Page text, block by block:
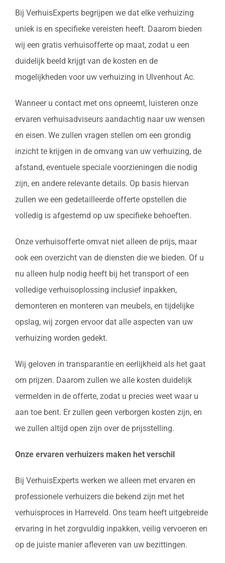
Bij VerhuisExperts begrijpen we dat elke verhuizing
uniek is en specifieke vereisten heeft. Daarom bieden
wij een gratis verhuisofferte op maat, zodat u een
duidelijk beeld krijgt van de kosten en de
mogelijkheden voor uw verhuizing in Ulvenhout Ac.
Wanneer u contact met ons opneemt, luisteren onze
ervaren verhuisadviseurs aandachtig naar uw wensen
en eisen. We zullen vragen stellen om een grondig
inzicht te krijgen in de omvang van uw verhuizing, de
afstand, eventuele speciale voorzieningen die nodig
zijn, en andere relevante details. Op basis hiervan
zullen we een gedetailleerde offerte opstellen die
volledig is afgestemd op uw specifieke behoeften.
Onze verhuisofferte omvat niet alleen de prijs, maar
ook een overzicht van de diensten die we bieden. Of u
nu alleen hulp nodig heeft bij het transport of een
volledige verhuisoplossing inclusief inpakken,
demonteren en monteren van meubels, en tijdelijke
opslag, wij zorgen ervoor dat alle aspecten van uw
verhuizing worden gedekt.
Wij geloven in transparantie en eerlijkheid als het gaat
om prijzen. Daarom zullen we alle kosten duidelijk
vermelden in de offerte, zodat u precies weet waar u
aan toe bent. Er zullen geen verborgen kosten zijn, en
we zullen altijd open zijn over de prijsstelling.
Onze ervaren verhuizers maken het verschil
Bij VerhuisExperts werken we alleen met ervaren en
professionele verhuizers die bekend zijn met het
verhuisproces in Harreveld. Ons team heeft uitgebreide
ervaring in het zorgvuldig inpakken, veilig vervoeren en
op de juiste manier afleveren van uw bezittingen.